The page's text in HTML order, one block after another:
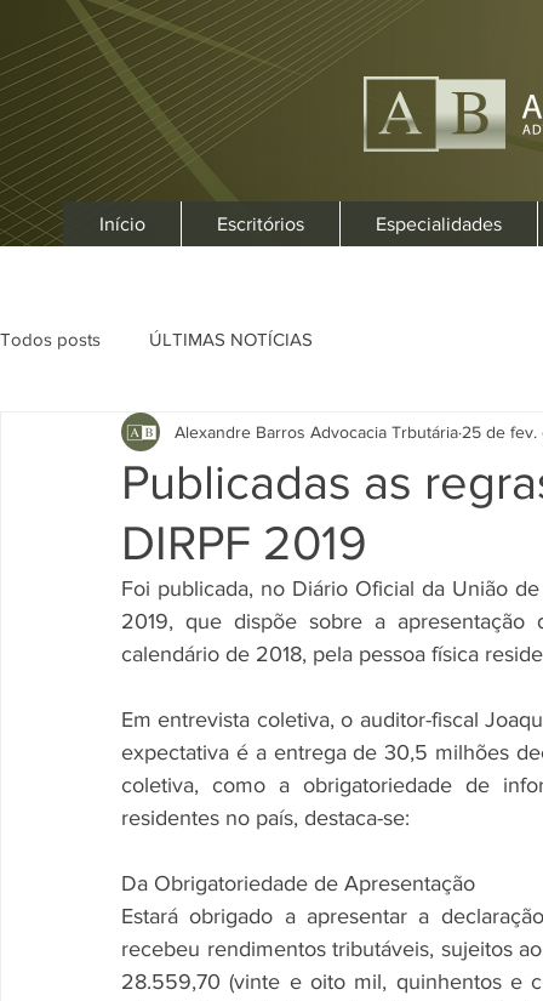
Início Escritórios Especialidades
Todos posts ÚLTIMAS NOTÍCIAS
Publicadas as
DIRPF 2019
Alexandre Barros Advocacia Trbutária 25 de fev.
Foi publicada, no Diário Oficial da União
2019, que dispõe sobre a
calendário de 2018, pela pessoa física
Em entrevista coletiva, o auditor-fiscal
expectativa é a entrega de 30,5 milhões
coletiva, como a obrigatoriedade de
residentes no país, destaca-se:
Da Obrigatoriedade de Apresentação
Estará obrigado a apresentar a
recebeu rendimentos tributáveis, sujeitos
28.559,70 (vinte e oito mil, quinhentos e